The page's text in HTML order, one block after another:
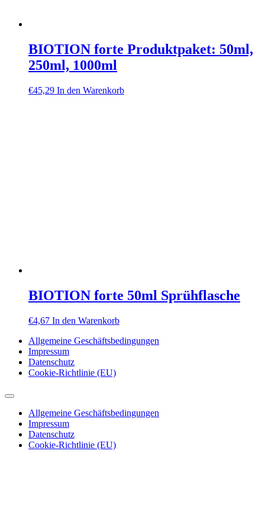
BIOTION forte Produktpaket: 50ml,
250ml, 1000ml
€45,29 In den Warenkorb
BIOTION forte 50ml Sprühflasche
€4,67 In den Warenkorb
Allgemeine Geschäftsbedingungen
Impressum
Datenschutz
Cookie-Richtlinie (EU)
Allgemeine Geschäftsbedingungen
Impressum
Datenschutz
Cookie-Richtlinie (EU)